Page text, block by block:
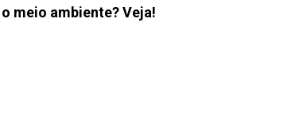
meio ambiente? Veja!